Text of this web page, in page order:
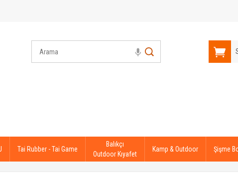
Tai Rubber - Tai Game
Balıkçı
Outdoor Kıyafet
Kamp & Outdoor Şişme